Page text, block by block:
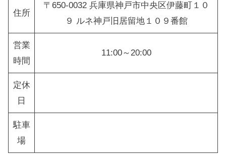
住所
〒650-0032 兵庫県神戸市中央区伊藤町１０
９ ルネ神戸旧居留地１０９番館
営業
時間
11:00～20:00
定休
日
駐車
場